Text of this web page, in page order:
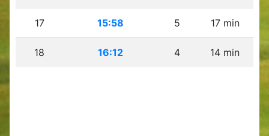
17 15:58 5 17 min
18 16:12 4 14 min